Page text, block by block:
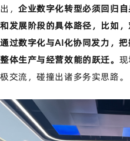
出 ，企业数字化转型必须回归自
和发展阶段的具体路径，比如，
通过数字化与AI化协同发力，
整体生产与经营效能的跃迁。
极交流，碰撞出诸多务实思路。